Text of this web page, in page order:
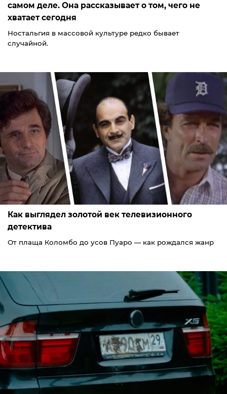
самом деле. Она рассказывает о том, чего не
хватает сегодня
Ностальгия в массовой культуре редко бывает
случайной.
Как выглядел золотой век телевизионного
детектива
От плаща Коломбо до усов Пуаро — как рождался жанр